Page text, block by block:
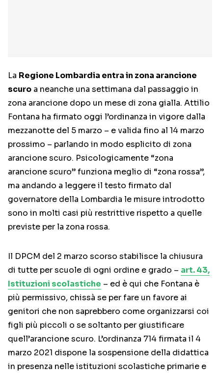
La Regione Lombardia entra in zona arancione
scuro a neanche una settimana dal passaggio in
zona arancione dopo un mese di zona gialla. Attilio
Fontana ha firmato oggi l’ordinanza in vigore dalla
mezzanotte del 5 marzo – e valida fino al 14 marzo
prossimo – parlando in modo esplicito di zona
arancione scuro. Psicologicamente “zona
arancione scuro” funziona meglio di “zona rossa”,
ma andando a leggere il testo firmato dal
governatore della Lombardia le misure introdotto
sono in molti casi più restrittive rispetto a quelle
previste per la zona rossa.
Il DPCM del 2 marzo scorso stabilisce la chiusura
di tutte per scuole di ogni ordine e grado – art. 43,
Istituzioni scolastiche – ed è qui che Fontana è
più permissivo, chissà se per fare un favore ai
genitori che non saprebbero come organizzarsi coi
figli più piccoli o se soltanto per giustificare
quell’arancione scuro. L’ordinanza 714 firmata il 4
marzo 2021 dispone la sospensione della didattica
in presenza nelle istituzioni scolastiche primarie e